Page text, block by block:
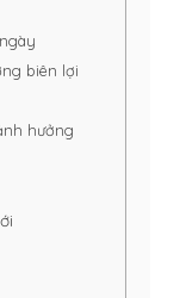
biên lợi
hưởng